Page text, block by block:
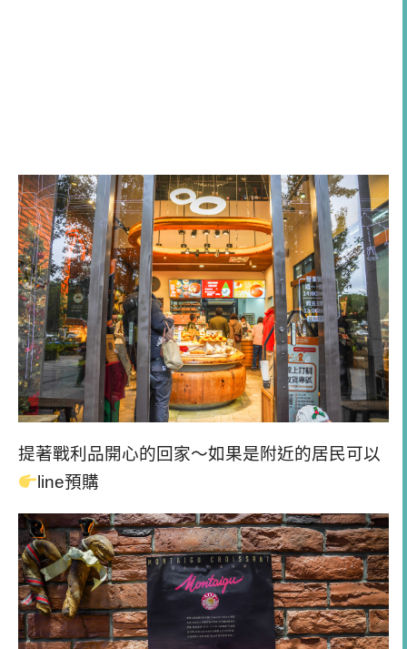
提著戰利品開心的回家～如果是附近的居民可以
line預購